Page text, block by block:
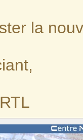
la